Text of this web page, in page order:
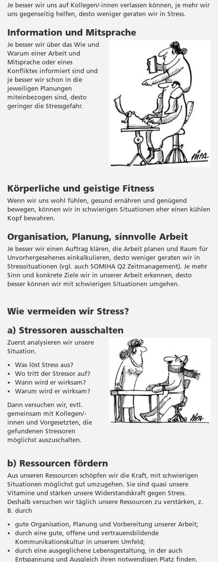
Je besser wir uns auf Kollegen/-innen verlassen können, je mehr wir
uns gegenseitig helfen, desto weniger geraten wir in Stress.
Information und Mitsprache
Je besser wir über das Wie und
Warum einer Arbeit und
Mitsprache oder eines
Konfliktes informiert sind und
je besser wir schon in die
jeweiligen Planungen
miteinbezogen sind, desto
geringer die Stressgefahr.
Körperliche und geistige Fitness
Wenn wir uns wohl fühlen, gesund ernähren und genügend
bewegen, können wir in schwierigen Situationen eher einen kühlen
Kopf bewahren.
Organisation, Planung, sinnvolle Arbeit
Je besser wir einen Auftrag klären, die Arbeit planen und Raum für
Unvorhergesehenes einkalkulieren, desto weniger geraten wir in
Stresssituationen (vgl. auch SOMIHA Q2 Zeitmanagement). Je mehr
Sinn und konkrete Ziele wir in unserer Arbeit erkennen, desto
besser können wir mit schwierigen Situationen umgehen.
Wie vermeiden wir Stress?
a) Stressoren ausschalten
Zuerst analysieren wir unsere
Situation.
Was löst Stress aus?
Wo tritt der Stressor auf?
Wann wird er wirksam?
Warum wird er wirksam?
Dann versuchen wir, evtl.
gemeinsam mit Kollegen/-
innen und Vorgesetzten, die
gefundenen Stressoren
möglichst auszuschalten.
b) Ressourcen fördern
Aus unseren Ressourcen schöpfen wir die Kraft, mit schwierigen
Situationen möglichst gut umzugehen. Sie sind quasi unsere
Vitamine und stärken unsere Widerstandskraft gegen Stress.
Deshalb versuchen wir täglich unsere Ressourcen zu verstärken, z.
B. durch
gute Organisation, Planung und Vorbereitung unserer Arbeit;
durch eine gute, offene und vertrauensbildende
Kommunikationskultur in unserem Umfeld;
durch eine ausgeglichene Lebensgestaltung, in der auch
Entspannung und Ausgleich ihren notwendigen Platz finden.